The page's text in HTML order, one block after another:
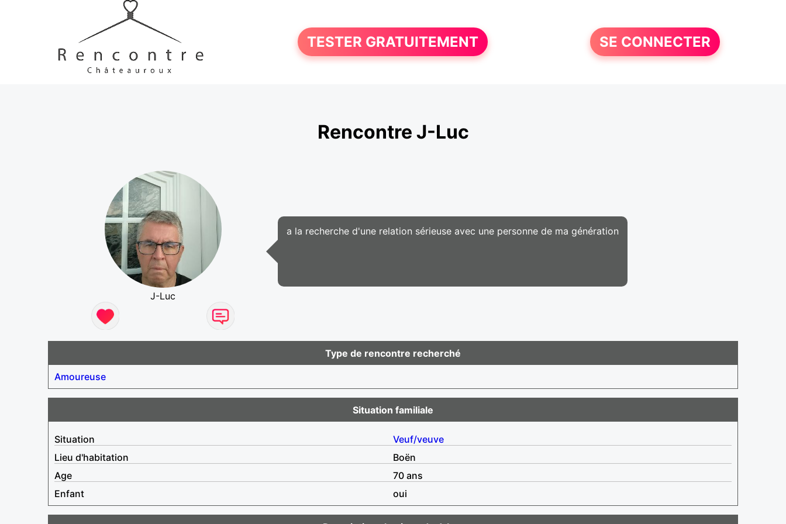
TESTER GRATUITEMENT SE CONNECTER
Rencontre J-Luc
J-Luc
a la recherche d'une relation sérieuse avec une personne de ma génération
Type de rencontre recherché
Amoureuse
Situation familiale
Situation
Veuf/veuve
Lieu d'habitation
Boën
Age
70 ans
Enfant
oui